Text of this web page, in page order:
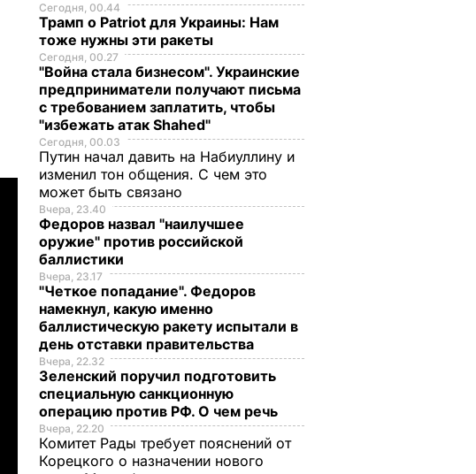
Сегодня, 00.44
Трамп о Patriot для Украины: Нам
тоже нужны эти ракеты
Сегодня, 00.27
"Война стала бизнесом". Украинские
предприниматели получают письма
с требованием заплатить, чтобы
"избежать атак Shahed"
Сегодня, 00.03
Путин начал давить на Набиуллину и
изменил тон общения. С чем это
может быть связано
Вчера, 23.40
Федоров назвал "наилучшее
оружие" против российской
баллистики
Вчера, 23.17
"Четкое попадание". Федоров
намекнул, какую именно
баллистическую ракету испытали в
день отставки правительства
Вчера, 22.32
Зеленский поручил подготовить
специальную санкционную
операцию против РФ. О чем речь
Вчера, 22.20
Комитет Рады требует пояснений от
Корецкого о назначении нового